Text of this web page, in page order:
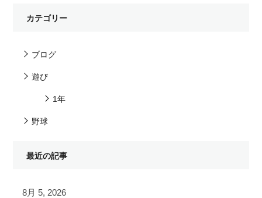
カテゴリー
ブログ
遊び
1年
野球
最近の記事
8月 5, 2026